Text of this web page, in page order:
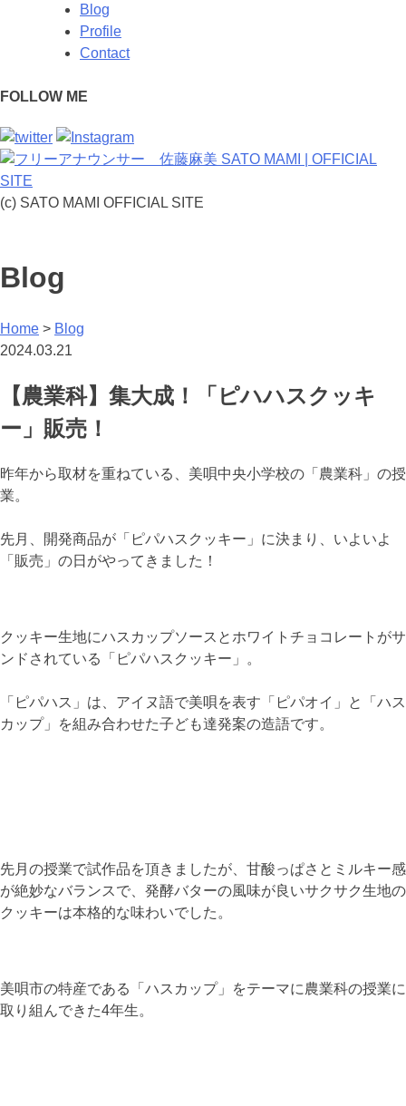
Blog
Profile
Contact
FOLLOW ME
(c) SATO MAMI OFFICIAL SITE
Blog
Home > Blog
2024.03.21
【農業科】集大成！「ピハハスクッキ
ー」販売！
昨年から取材を重ねている、美唄中央小学校の「農業科」の授
業。
先月、開発商品が「ピパハスクッキー」に決まり、いよいよ
「販売」の日がやってきました！
クッキー生地にハスカップソースとホワイトチョコレートがサ
ンドされている「ピパハスクッキー」。
「ピパハス」は、アイヌ語で美唄を表す「ピパオイ」と「ハス
カップ」を組み合わせた子ども達発案の造語です。
先月の授業で試作品を頂きましたが、甘酸っぱさとミルキー感
が絶妙なバランスで、発酵バターの風味が良いサクサク生地の
クッキーは本格的な味わいでした。
美唄市の特産である「ハスカップ」をテーマに農業科の授業に
取り組んできた4年生。